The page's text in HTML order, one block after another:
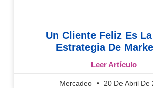
Un Cliente Feliz Es
Estrategia De
Leer Artículo
Mercadeo 20 De Abril De